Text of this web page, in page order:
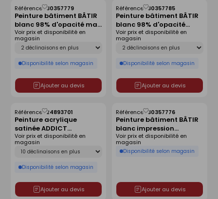
Peinture bâtiment BÂTIR
blanc 98% d'opacité mat
- pot de 15 l
Référence :30357779
Déclinaison
Disponibilité selon magasin
Voir prix et disponibilité en
magasin
Ajouter au devis
Enregistrer
comme
liste
Peinture bâtiment BÂTIR
blanc 98% d'opacité
velours - pot de 15 l
Référence :30357785
Déclinaison
Disponibilité selon magasin
Voir prix et disponibilité en
magasin
Ajouter au devis
Enregistrer
comme
liste
Peinture acrylique
satinée ADDICT
framboise - pot de 2,5l
Référence :24893701
Déclinaison
Disponibilité selon magasin
Voir prix et disponibilité en
magasin
Ajouter au devis
Enregistrer
comme
liste
Peinture bâtiment BÂTIR
blanc impression
universelle - pot de 15 l
Référence :30357776
Disponibilité selon magasin
Voir prix et disponibilité en
magasin
Ajouter au devis
Enregistrer
comme
liste